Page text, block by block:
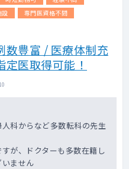
設
専門医資格不問
数豊富 / 医療体制充
医取得可能！
科からなど多数転科の先生
が、ドクターも多数在籍し
ません